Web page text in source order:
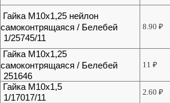
Гайка М10х1,25 нейлон
самоконтрящаяся / Белебей
1/25745/11
8.90₽
Гайка М10х1,25
самоконтрящаяся / Белебей
251646
11₽
Гайка М10х1,5
1/17017/11
2.60₽